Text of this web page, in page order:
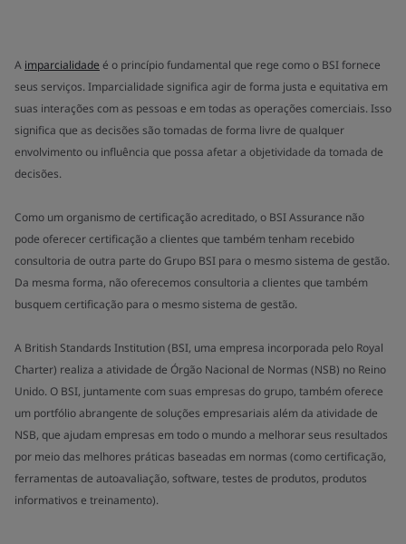
A imparcialidade é o princípio fundamental que rege como o BSI fornece
seus serviços. Imparcialidade significa agir de forma justa e equitativa em
suas interações com as pessoas e em todas as operações comerciais. Isso
significa que as decisões são tomadas de forma livre de qualquer
envolvimento ou influência que possa afetar a objetividade da tomada de
decisões.
Como um organismo de certificação acreditado, o BSI Assurance não
pode oferecer certificação a clientes que também tenham recebido
consultoria de outra parte do Grupo BSI para o mesmo sistema de gestão.
Da mesma forma, não oferecemos consultoria a clientes que também
busquem certificação para o mesmo sistema de gestão.
A British Standards Institution (BSI, uma empresa incorporada pelo Royal
Charter) realiza a atividade de Órgão Nacional de Normas (NSB) no Reino
Unido. O BSI, juntamente com suas empresas do grupo, também oferece
um portfólio abrangente de soluções empresariais além da atividade de
NSB, que ajudam empresas em todo o mundo a melhorar seus resultados
por meio das melhores práticas baseadas em normas (como certificação,
ferramentas de autoavaliação, software, testes de produtos, produtos
informativos e treinamento).